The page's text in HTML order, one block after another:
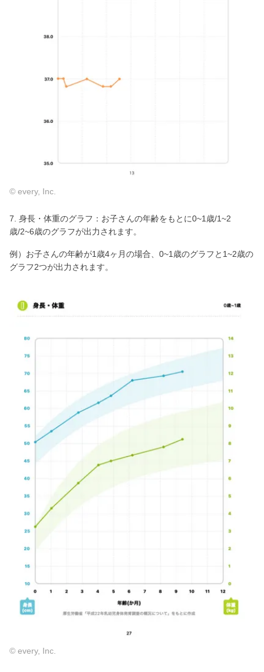
© every, Inc.
7. 身長・体重のグラフ：お子さんの年齢をもとに0~1歳/1~2
歳/2~6歳のグラフが出力されます。
例）お子さんの年齢が1歳4ヶ月の場合、0~1歳のグラフと1~2歳の
グラフ2つが出力されます。
© every, Inc.